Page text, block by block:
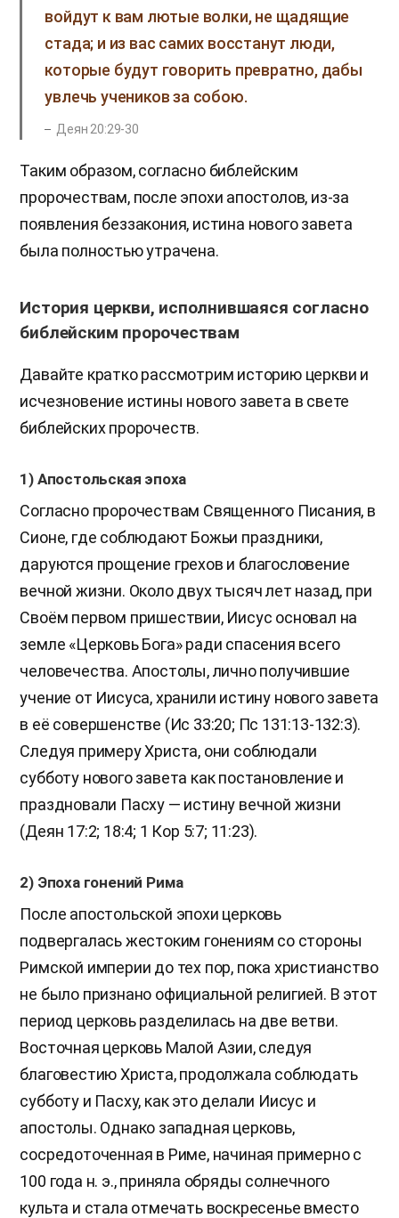
войдут к вам лютые волки, не щадящие
стада; и из вас самих восстанут люди,
которые будут говорить превратно, дабы
увлечь учеников за собою.
Деян 20:29-30
Таким образом, согласно библейским
пророчествам, после эпохи апостолов, из-за
появления беззакония, истина нового завета
была полностью утрачена.
История церкви, исполнившаяся согласно
библейским пророчествам
Давайте кратко рассмотрим историю церкви и
исчезновение истины нового завета в свете
библейских пророчеств.
1) Апостольская эпоха
Согласно пророчествам Священного Писания, в
Сионе, где соблюдают Божьи праздники,
даруются прощение грехов и благословение
вечной жизни. Около двух тысяч лет назад, при
Своём первом пришествии, Иисус основал на
земле «Церковь Бога» ради спасения всего
человечества. Апостолы, лично получившие
учение от Иисуса, хранили истину нового завета
в её совершенстве (Ис 33:20; Пс 131:13-132:3).
Следуя примеру Христа, они соблюдали
субботу нового завета как постановление и
праздновали Пасху — истину вечной жизни
(Деян 17:2; 18:4; 1 Кор 5:7; 11:23).
2) Эпоха гонений Рима
После апостольской эпохи церковь
подвергалась жестоким гонениям со стороны
Римской империи до тех пор, пока христианство
не было признано официальной религией. В этот
период церковь разделилась на две ветви.
Восточная церковь Малой Азии, следуя
благовестию Христа, продолжала соблюдать
субботу и Пасху, как это делали Иисус и
апостолы. Однако западная церковь,
сосредоточенная в Риме, начиная примерно с
100 года н. э., приняла обряды солнечного
культа и стала отмечать воскресенье вместо